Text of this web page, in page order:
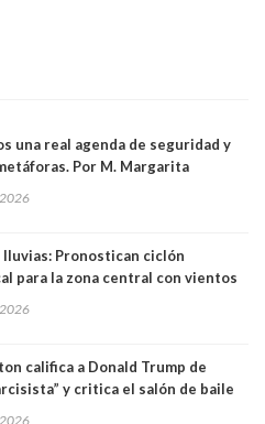
una real agenda de seguridad y
Por M. Margarita
lluvias: Pronostican ciclón
para la zona central con vientos
califica a Donald Trump de
y critica el salón de baile